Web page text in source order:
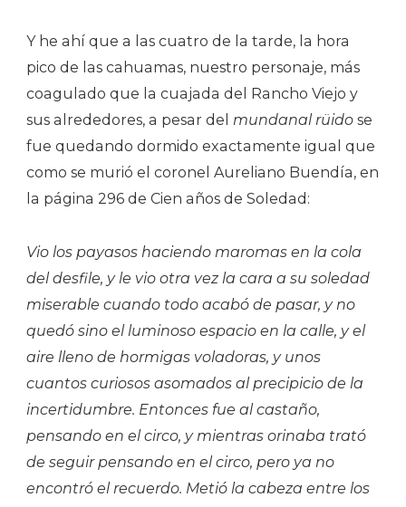
Y he ahí que a las cuatro de la tarde, la hora
pico de las cahuamas, nuestro personaje, más
coagulado que la cuajada del Rancho Viejo y
sus alrededores, a pesar del mundanal rüido se
fue quedando dormido exactamente igual que
como se murió el coronel Aureliano Buendía, en
la página 296 de Cien años de Soledad:
Vio los payasos haciendo maromas en la cola
del desfile, y le vio otra vez la cara a su soledad
miserable cuando todo acabó de pasar, y no
quedó sino el luminoso espacio en la calle, y el
aire lleno de hormigas voladoras, y unos
cuantos curiosos asomados al precipicio de la
incertidumbre. Entonces fue al castaño,
pensando en el circo, y mientras orinaba trató
de seguir pensando en el circo, pero ya no
encontró el recuerdo. Metió la cabeza entre los